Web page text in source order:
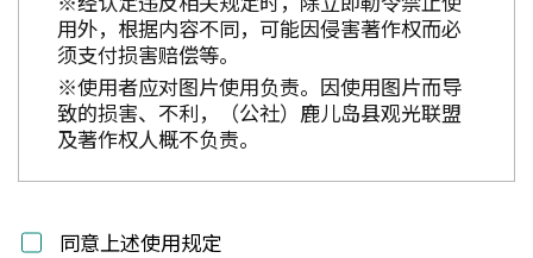
用外，根据内容不同，可能因侵害著作权而必
须支付损害赔偿等。
※使用者应对图片使用负责。因使用图片而导
致的损害、不利，（公社）鹿儿岛县观光联盟
及著作权人概不负责。
同意上述使用规定